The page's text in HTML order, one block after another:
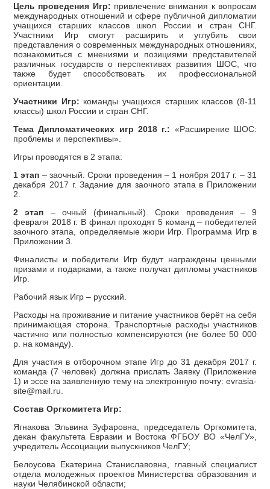
Цель проведения Игр: привлечение внимания к вопросам
международных отношений и сфере публичной дипломатии
учащихся старших классов школ России и стран СНГ.
Участники Игр смогут расширить и углубить свои
представления о современных международных отношениях,
познакомиться с мнениями и позициями представителей
различных государств о перспективах развития ШОС, что
также будет способствовать их профессиональной
ориентации.
Участники Игр: команды учащихся старших классов (8-11
классы) школ России и стран СНГ.
Тема Дипломатических игр 2018 г.: «Расширение ШОС:
проблемы и перспективы».
Игры проводятся в 2 этапа:
1 этап – заочный. Сроки проведения – 1 ноября 2017 г. – 31
декабря 2017 г. Задание для заочного этапа в Приложении
2.
2 этап – очный (финальный). Сроки проведения – 9
февраля 2018 г. В финал проходят 5 команд – победителей
заочного этапа, определяемые жюри Игр. Программа Игр в
Приложении 3.
Финалисты и победители Игр будут награждены ценными
призами и подарками, а также получат дипломы участников
Игр.
Рабочий язык Игр – русский.
Расходы на проживание и питание участников берёт на себя
принимающая сторона. Транспортные расходы участников
частично или полностью компенсируются (не более 50 000
р. на команду).
Для участия в отборочном этапе Игр до 31 декабря 2017 г.
команда (7 человек) должна прислать Заявку (Приложение
1) и эссе на заявленную тему на электронную почту: evrasia-
site@mail.ru.
Состав Оргкомитета Игр:
Ягнакова Эльвина Зуфаровна, председатель Оргкомитета,
декан факультета Евразии и Востока ФГБОУ ВО «ЧелГУ»,
учредитель Ассоциации выпускников ЧелГУ;
Белоусова Екатерина Станиславовна, главный специалист
отдела молодежных проектов Министерства образования и
науки Челябинской области;